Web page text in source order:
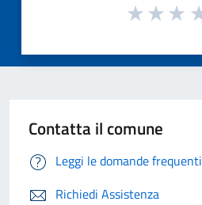
Contatta il comune
Leggi le domande frequenti
Richiedi Assistenza